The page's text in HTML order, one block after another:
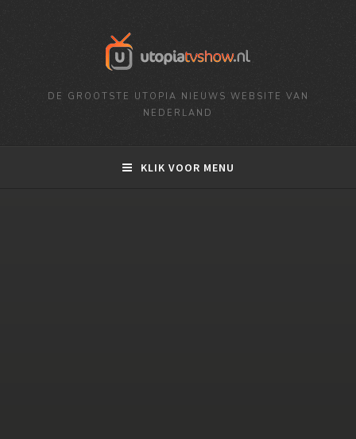
DE GROOTSTE UTOPIA NIEUWS WEBSITE VAN
NEDERLAND
KLIK VOOR MENU